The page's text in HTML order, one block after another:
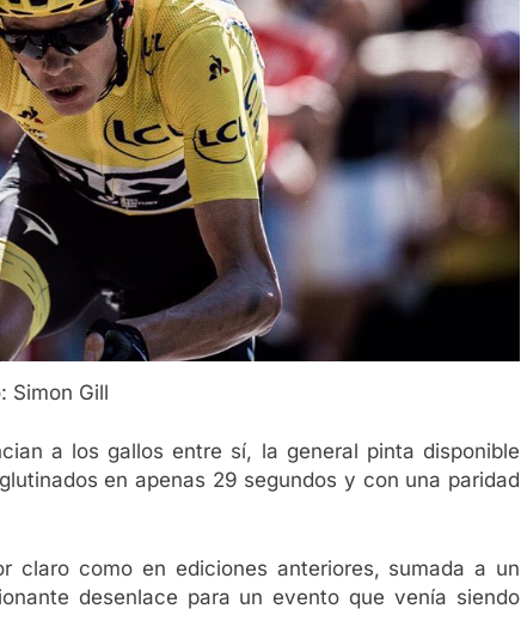
Simon Gill
a los gallos entre sí, la general pinta disponible
en apenas 29 segundos y con una paridad
claro como en ediciones anteriores, sumada a un
desenlace para un evento que venía siendo